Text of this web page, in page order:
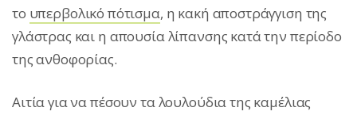
το υπερβολικό πότισμα, η κακή αποστράγγιση της
γλάστρας και η απουσία λίπανσης κατά την περίοδο
της ανθοφορίας.
Αιτία για να πέσουν τα λουλούδια της καμέλιας